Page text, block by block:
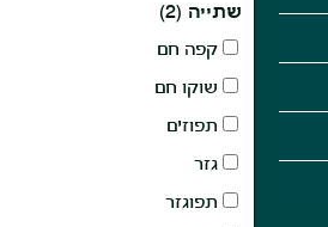
שתייה (2)
קפה חם
שוקו חם
תפוזים
גזר
תפוגזר